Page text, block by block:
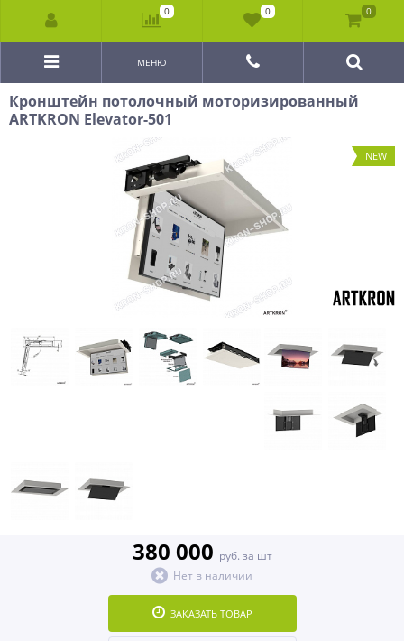
МЕНЮ
Кронштейн потолочный моторизированный
ARTKRON Elevator-501
NEW
380 000 руб. за шт
Нет в наличии
ЗАКАЗАТЬ ТОВАР
0 0 0